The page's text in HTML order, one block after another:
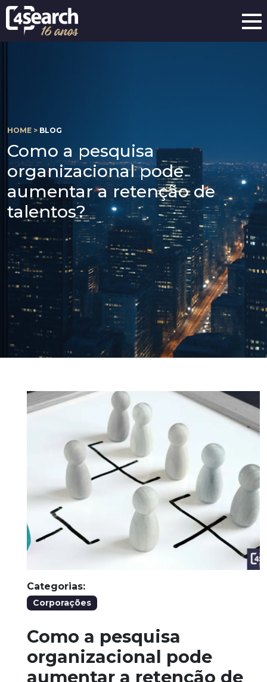
HOME > BLOG
Como a pesquisa
organizacional pode
aumentar a retenção de
talentos?
Categorias:
Corporações
Como a pesquisa
organizacional pode
aumentar a retenção de